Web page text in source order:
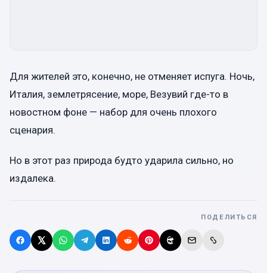
Для жителей это, конечно, не отменяет испуга. Ночь,
Италия, землетрясение, море, Везувий где-то в
новостном фоне — набор для очень плохого
сценария.
Но в этот раз природа будто ударила сильно, но
издалека.
ПОДЕЛИТЬСЯ